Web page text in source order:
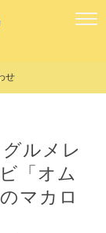
せ
ルメレ
「オム
マカロ